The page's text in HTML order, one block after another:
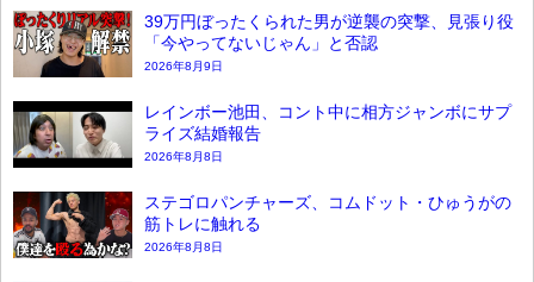
39万円ぼったくられた男が逆襲の突撃、見張り役
「今やってないじゃん」と否認
2026年8月9日
レインボー池田、コント中に相方ジャンボにサプ
ライズ結婚報告
2026年8月8日
ステゴロパンチャーズ、コムドット・ひゅうがの
筋トレに触れる
2026年8月8日